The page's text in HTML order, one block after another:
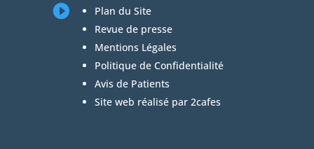

Plan du Site
Revue de presse
Mentions Légales
Politique de Confidentialité
Avis de Patients
Site web réalisé par 2cafes